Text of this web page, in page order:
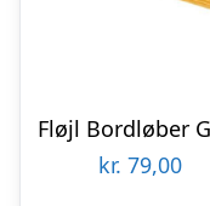
Fløjl Bordløber
kr. 79,00